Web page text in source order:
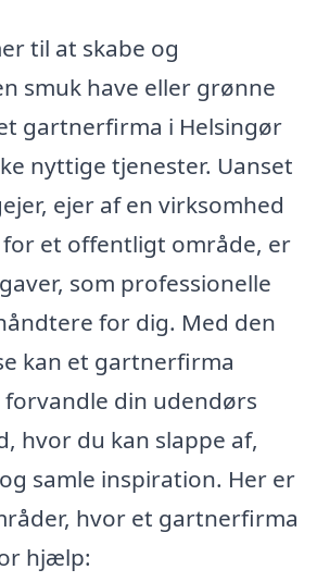
til at skabe og
smuk have eller grønne
gartnerfirma i Helsingør
nyttige tjenester. Uanset
ejer af en virksomhed
et offentligt område, er
som professionelle
for dig. Med den
kan et gartnerfirma
din udendørs
hvor du kan slappe af,
samle inspiration. Her er
hvor et gartnerfirma
hjælp: